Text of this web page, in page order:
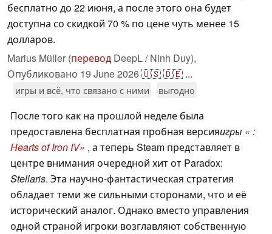
бесплатно до 22 июня, а после этого она будет
доступна со скидкой 70 % по цене чуть менее 15
долларов.
Marius Müller (перевод DeepL / Ninh Duy),
Опубликовано 19 June 2026🇺🇸🇩🇪 ...
игры и всё, что связано с ними выгодно
После того как на прошлой неделе была
предоставлена бесплатная пробная версияигры « :
Hearts of Iron IV» , а теперь Steam представляет в
центре внимания очередной хит от Paradox:
Stellaris. Эта научно-фантастическая стратегия
обладает теми же сильными сторонами, что и её
исторический аналог. Однако вместо управления
одной страной игроки возглавляют собственную